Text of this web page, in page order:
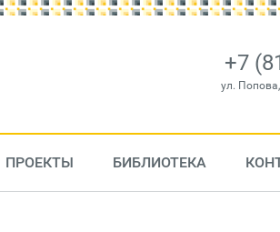
+7
ул.
ПРОЕКТЫ БИБЛИОТЕКА